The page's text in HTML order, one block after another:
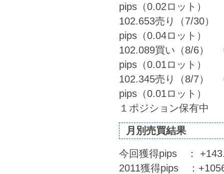
pips（0.02ロット）
102.653売り（7/30
pips（0.04ロット）
102.089買い（8/6）
pips（0.01ロット）
102.345売り（8/7）
pips（0.01ロット）
１ポジション保有中
月別売買結果
今回獲得pips ：
2011獲得pips ：